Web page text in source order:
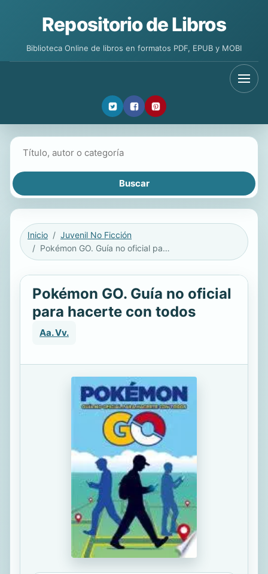
Repositorio de Libros
Biblioteca Online de libros en formatos PDF, EPUB y MOBI
Inicio
Juvenil No Ficción
Pokémon GO. Guía no oficial para hacerte con todos
Pokémon GO. Guía no oficial
para hacerte con todos
Aa. Vv.